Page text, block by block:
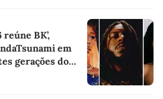
BK’,
em
gerações do